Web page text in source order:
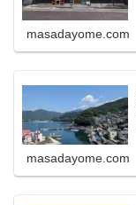
masadayome.com
masadayome.com